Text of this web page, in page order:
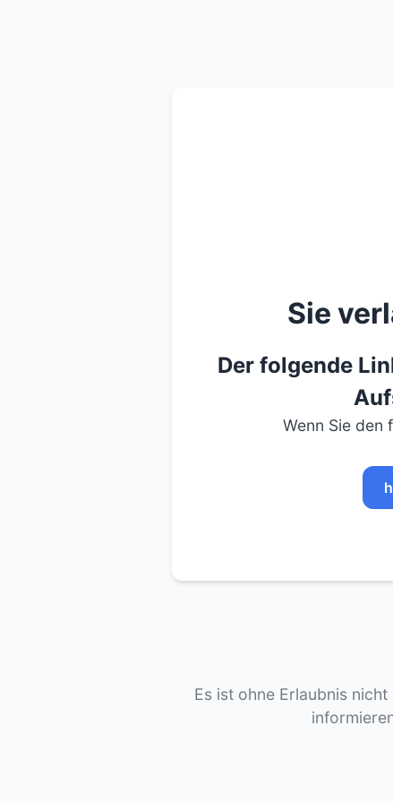
Sie
Der folgende
Wenn Sie den
Es ist ohne Erlaubnis